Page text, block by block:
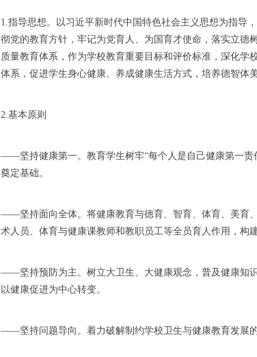
1.指导思想。以习近平新时代中国特色社会主义思想为指导
彻党的教育方针，牢记为党育人、为国育才使命，落实立德
质量教育体系，作为学校教育重要目标和评价标准，深化
体系，促进学生身心健康、养成健康生活方式，培养德智体
2.基本原则
——坚持健康第一。教育学生树牢“每个人是自己健康第一责
奠定基础。
——坚持面向全体。将健康教育与德育、智育、体育、美育
术人员、体育与健康课教师和教职员工等全员育人作用，构
——坚持预防为主。树立大卫生、大健康观念，普及健康知
以健康促进为中心转变。
——坚持问题导向。着力破解制约学校卫生与健康教育发展